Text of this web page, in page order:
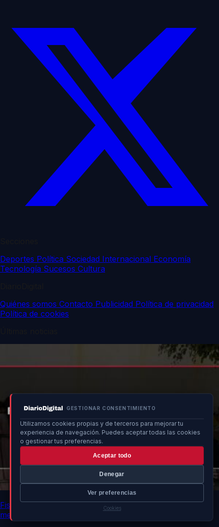
GESTIONAR CONSENTIMIENTO
Utilizamos cookies propias y de terceros para mejorar tu
experiencia de navegación. Puedes aceptar todas las cookies
o gestionar tus preferencias.
Aceptar todo
Denegar
Ver preferencias
Cookies
Deportes Política Sociedad Internacional Economía
Tecnología Sucesos Cultura
Quiénes somos Contacto Publicidad Política de privacidad
Política de cookies
Fiscalía intervendrá ante rechazo de comunidades a
menores en Ceuta